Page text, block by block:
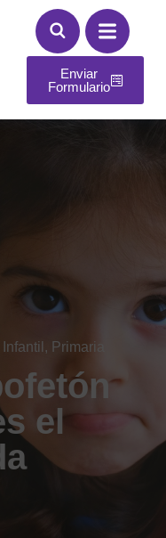
Enviar
Formulario
Infantil , Primaria
el